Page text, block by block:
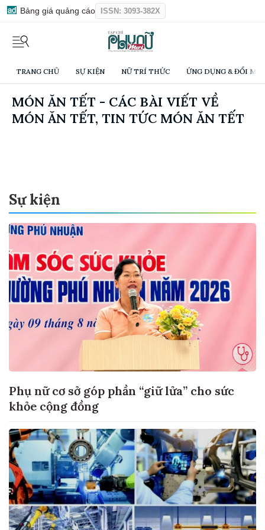
Bảng giá quảng cáo ISSN: 3093-382X
TRANG CHỦ SỰ KIỆN NỮ TRÍ THỨC ỨNG DỤNG & ĐỔI
MÓN ĂN TẾT - CÁC BÀI VIẾT VỀ
MÓN ĂN TẾT, TIN TỨC MÓN ĂN TẾT
Sự kiện
Phụ nữ cơ sở góp phần “giữ lửa” cho sức
khỏe cộng đồng